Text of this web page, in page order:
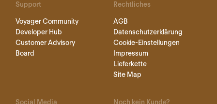
Support
Voyager Community
Developer Hub
Customer Advisory
Board
Rechtliches
AGB
Datenschutzerklärung
Cookie-Einstellungen
Impressum
Lieferkette
Site Map
Social Media Noch kein Kunde?